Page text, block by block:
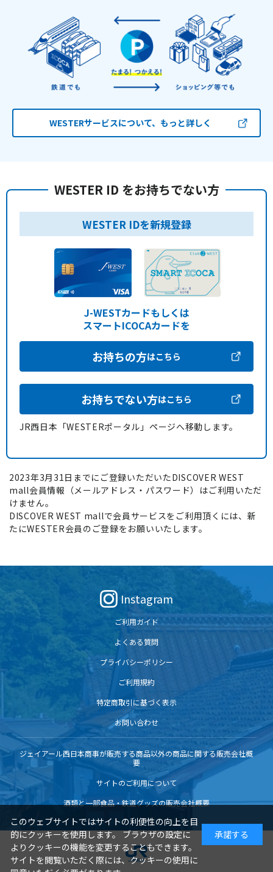
WESTERサービスについて、もっと詳しく
WESTER ID をお持ちでない方
WESTER IDを新規登録
J-WESTカードもしくは
スマートICOCAカードを
お持ちの方はこちら
お持ちでない方はこちら
JR西日本「WESTERポータル」ページへ移動します。
2023年3月31日までにご登録いただいたDISCOVER WEST
mall会員情報（メールアドレス・パスワード）はご利用いただ
けません。
DISCOVER WEST mallで会員サービスをご利用頂くには、新
たにWESTER会員のご登録をお願いいたします。
Instagram
ご利用ガイド
よくある質問
プライバシーポリシー
ご利用規約
特定商取引に基づく表示
お問い合わせ
ジェイアール西日本商事が販売する商品以外の商品に関する販売会社概
要
サイトのご利用について
酒類と一部食品・鉄道グッズの販売会社概要
このウェブサイトではサイトの利便性の向上を目
的にクッキーを使用します。 ブラウザの設定に
よりクッキーの機能を変更することもできます。
サイトを閲覧いただく際には、クッキーの使用に
承諾する